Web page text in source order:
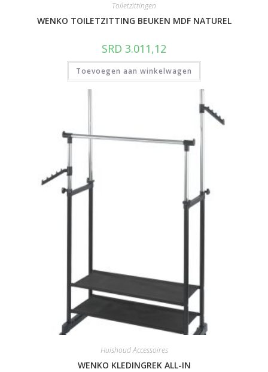
Toiletzittingen
WENKO TOILETZITTING BEUKEN MDF NATUREL
SRD 3.011,12
Toevoegen aan winkelwagen
Huishoud Accessoires
WENKO KLEDINGREK ALL-IN